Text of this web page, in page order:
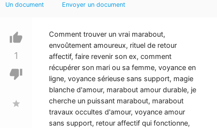
Un document
Envoyer un document
thumb_up
1
thumb_down
star
Comment trouver un vrai marabout,
envoûtement amoureux, rituel de retour
affectif, faire revenir son ex, comment
récupérer son mari ou sa femme, voyance en
ligne, voyance sérieuse sans support, magie
blanche d'amour, marabout amour durable, je
cherche un puissant marabout, marabout
travaux occultes d'amour, voyance amour
sans support, retour affectif qui fonctionne,